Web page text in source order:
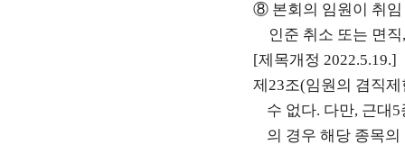
⑧ 본회의 임원이 취
인준 취소 또는 면직
[제목개정 2022.5.19.]
제23조(임원의 겸직제
수 없다. 다만, 근대 5
의 경우 해당 종목